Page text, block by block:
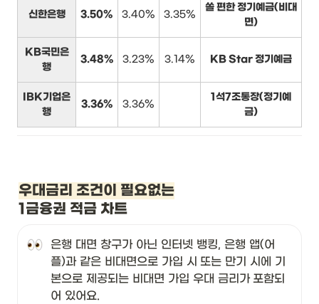
신한은행 3.50% 3.40% 3.35%
쏠 편한 정기예금(비대
면)
KB국민은
행
3.48% 3.23% 3.14% KB Star 정기예금
IBK기업은
행
3.36% 3.36%
1석7조통장(정기예
금)
우대금리 조건이 필요없는
1금융권 적금 차트
은행 대면 창구가 아닌 인터넷 뱅킹, 은행 앱(어
플)과 같은 비대면으로 가입 시 또는 만기 시에 기
본으로 제공되는 비대면 가입 우대 금리가 포함되
어 있어요.